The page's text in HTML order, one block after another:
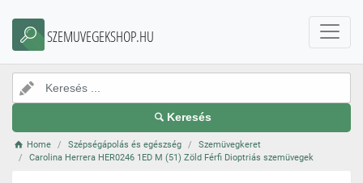
SZEMUVEGEKSHOP.HU
Keresés
Home Szépségápolás és egészség
Szemüvegkeret
Carolina Herrera HER0246 1ED M (51) Zöld Férfi Dioptriás szemüvegek